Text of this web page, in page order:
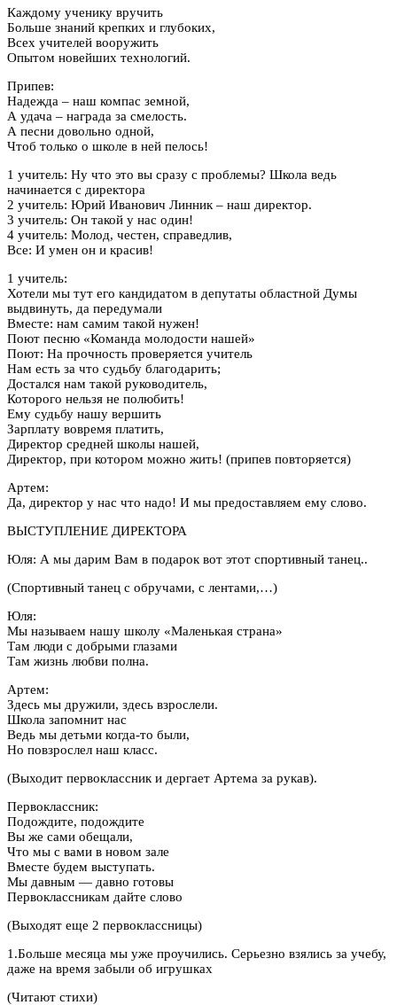
Каждому ученику вручить
Больше знаний крепких и глубоких,
Всех учителей вооружить
Опытом новейших технологий.
Припев:
Надежда – наш компас земной,
А удача – награда за смелость.
А песни довольно одной,
Чтоб только о школе в ней пелось!
1 учитель: Ну что это вы сразу с проблемы? Школа ведь
начинается с директора
2 учитель: Юрий Иванович Линник – наш директор.
3 учитель: Он такой у нас один!
4 учитель: Молод, честен, справедлив,
Все: И умен он и красив!
1 учитель:
Хотели мы тут его кандидатом в депутаты областной Думы
выдвинуть, да передумали
Вместе: нам самим такой нужен!
Поют песню «Команда молодости нашей»
Поют: На прочность проверяется учитель
Нам есть за что судьбу благодарить;
Достался нам такой руководитель,
Которого нельзя не полюбить!
Ему судьбу нашу вершить
Зарплату вовремя платить,
Директор средней школы нашей,
Директор, при котором можно жить! (припев повторяется)
Артем:
Да, директор у нас что надо! И мы предоставляем ему слово.
ВЫСТУПЛЕНИЕ ДИРЕКТОРА
Юля: А мы дарим Вам в подарок вот этот спортивный танец..
(Спортивный танец с обручами, с лентами,…)
Юля:
Мы называем нашу школу «Маленькая страна»
Там люди с добрыми глазами
Там жизнь любви полна.
Артем:
Здесь мы дружили, здесь взрослели.
Школа запомнит нас
Ведь мы детьми когда-то были,
Но повзрослел наш класс.
(Выходит первоклассник и дергает Артема за рукав).
Первоклассник:
Подождите, подождите
Вы же сами обещали,
Что мы с вами в новом зале
Вместе будем выступать.
Мы давным — давно готовы
Первоклассникам дайте слово
(Выходят еще 2 первоклассницы)
1.Больше месяца мы уже проучились. Серьезно взялись за учебу,
даже на время забыли об игрушках
(Читают стихи)